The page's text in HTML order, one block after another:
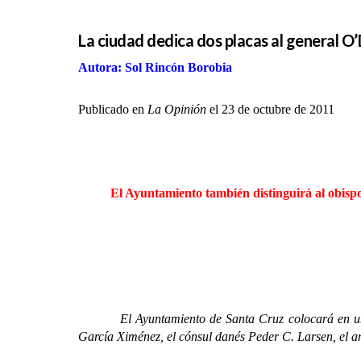
La ciudad dedica dos placas al general
Autora: Sol Rincón Borobia
Publicado en La Opinión el 23 de octubre de 2011
El Ayuntamiento también distinguirá al obispo
El Ayuntamiento de Santa Cruz colocará en
García Ximénez, el cónsul danés Peder C. Larsen, el